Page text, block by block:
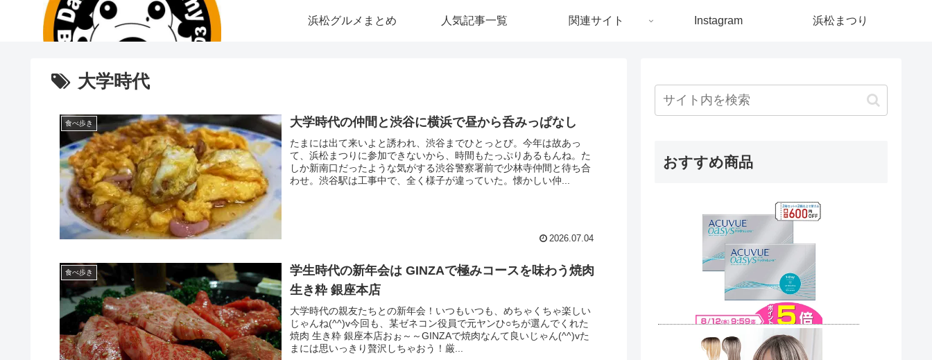
浜松グルメまとめ 人気記事一覧 関連サイト Instagram 浜松まつり
大学時代
食べ歩き 大学時代の仲間と渋谷に横浜で昼から呑みっぱなし
たまには出て来いよと誘われ、渋谷までひとっとび。今年は故あっ
て、浜松まつりに参加できないから、時間もたっぷりあるもんね。た
しか新南口だったような気がする渋谷警察署前で少林寺仲間と待ち合
わせ。渋谷駅は工事中で、全く様子が違っていた。懐かしい仲...
2026.07.04
食べ歩き
学生時代の新年会は GINZAで極みコースを味わう焼肉
生き粋 銀座本店
大学時代の親友たちとの新年会！いつもいつも、めちゃくちゃ楽しい
じゃんね(^^)v今回も、某ゼネコン役員で元ヤンひ○ちが選んでくれた
焼肉 生き粋 銀座本店おぉ～～GINZAで焼肉なんて良いじゃん(^^)vた
まには思いっきり贅沢しちゃおう！厳...
おすすめ商品